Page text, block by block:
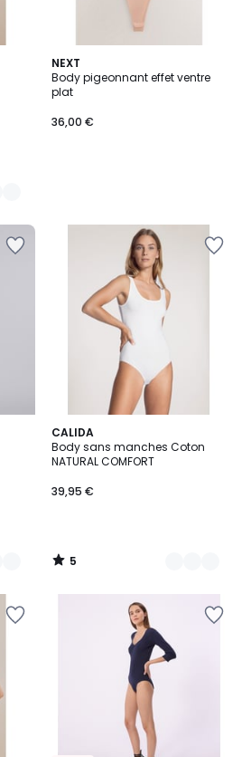
NEXT
Body pigeonnant effet ventre
plat
36,00 €
CALIDA
Body sans manches Coton
NATURAL COMFORT
39,95 €
5
/
5
2
Couleurs
5
/